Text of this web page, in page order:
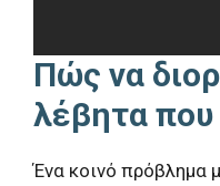
Πώς να
λέβητα που
Ένα κοινό πρόβλημα